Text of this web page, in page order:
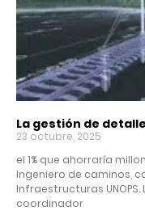
La gestión de
23 octubre, 2025
el 1% que ahorraría
Ingeniero de caminos,
Infraestructuras
coordinador